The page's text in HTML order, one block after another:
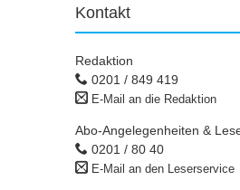
Kontakt
Redaktion
0201 / 849 419
E-Mail an die Redaktion
Abo-Angelegenheiten &
0201 / 80 40
E-Mail an den Leserservice